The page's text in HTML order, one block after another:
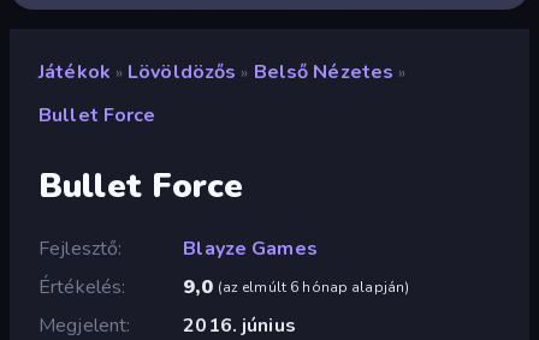
Játékok » Lövöldözős » Belső Nézetes »
Bullet Force
Bullet Force
Fejlesztő
Blayze Games
Értékelés
9,0 (az elmúlt 6 hónap alapján)
Megjelent
2016. június